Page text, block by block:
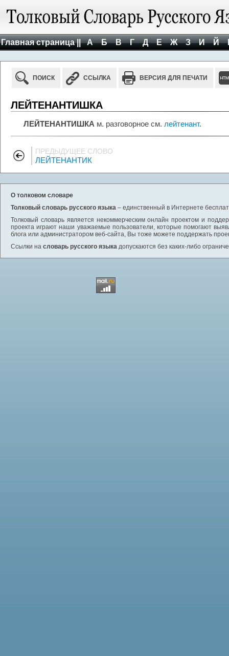
Главная страница || А Б В Г Д Е Ж З И Й
ПОИСК ССЫЛКА ВЕРСИЯ ДЛЯ ПЕЧАТИ
ЛЕЙТЕНАНТИШКА
ЛЕЙТЕНАНТИШКА м. разговорное см. лейтенант.
ПРЕДЫДУЩЕЕ СЛОВО
ЛЕЙТЕНАНТИК
О толковом словаре
Толковый словарь русского языка – единственный в Интернете
Толковый словарь является некоммерческим онлайн проектом и
проекта играют наши уважаемые пользователи, которые помогают
блога или администратором веб-сайта, Вы тоже можете поддержать
Ссылки на словарь русского языка допускаются без каких-либо